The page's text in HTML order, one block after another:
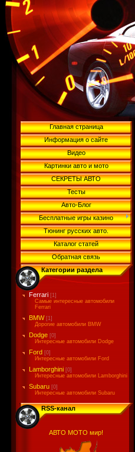
Главная страница
Информация о сайте
Видео
Картинки авто и мото
СЕКРЕТЫ АВТО
Тесты
Авто-Блог
Бесплатные игры казино
Тюнинг русских авто.
Каталог статей
Обратная связь
Категории раздела
Ferrari [1]
Самые интересные автомобили
Ferrari
BMW [1]
Дорогие автомобили BMW
Dodge [0]
Интересные автомобили Dodge
Ford [0]
Интересные автомобили Ford
Lamborghini [0]
Интересные автомобили Lamborghini
Subaru [0]
Интересные автомобили Subaru
RSS-канал
АВТО МОТО мир!